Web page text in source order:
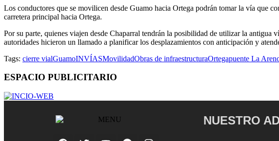
Los conductores que se movilicen desde Guamo hacia Ortega podrán tomar la vía que
carretera principal hacia Ortega.
Por su parte, quienes viajen desde Chaparral tendrán la posibilidad de utilizar la
autoridades hicieron un llamado a planificar los desplazamientos con anticipación y
Tags: cierre vialGuamoINVÍASMovilidadObras de infraestructuraOrtegapuente La
ESPACIO PUBLICITARIO
NUESTRO